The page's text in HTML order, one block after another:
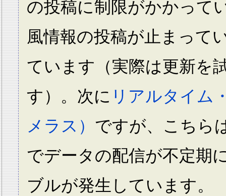
の投稿に制限がかかって
風情報の投稿が止まって
ています（実際は更新を
す）。次に リアルタイム
メラス） ですが、こちら
でデータの配信が不定期
ブルが発生しています。